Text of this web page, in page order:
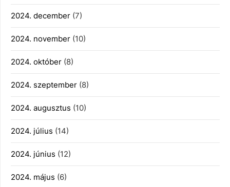
2024. december (7)
2024. november (10)
2024. október (8)
2024. szeptember (8)
2024. augusztus (10)
2024. július (14)
2024. június (12)
2024. május (6)